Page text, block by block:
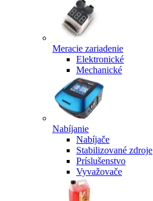
Meracie zariadenie
Elektronické
Mechanické
Nabíjanie
Nabíjače
Stabilizované zdroje
Príslušenstvo
Vyvažovače